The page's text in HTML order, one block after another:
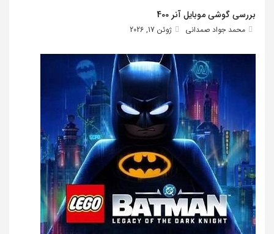
بررسی گوشی موبایل آنر 400
محمد جواد صمدانی ژوئن 17, 2026